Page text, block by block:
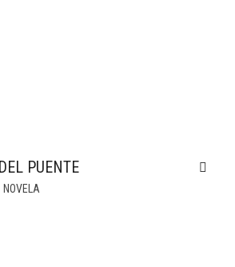
PUENTE
NOVELA